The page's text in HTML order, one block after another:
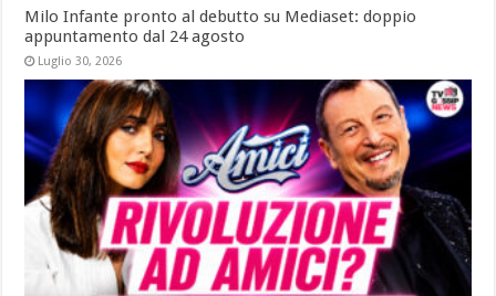
Milo Infante pronto al debutto su Mediaset: doppio
appuntamento dal 24 agosto
Luglio 30, 2026